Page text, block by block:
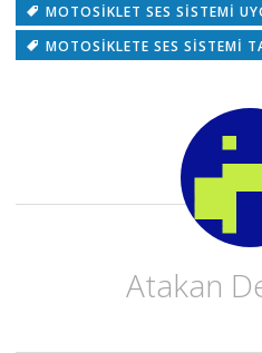
MOTOSIKLET SES SISTEMI
MOTOSIKLETE SES SISTEMI
Atakan